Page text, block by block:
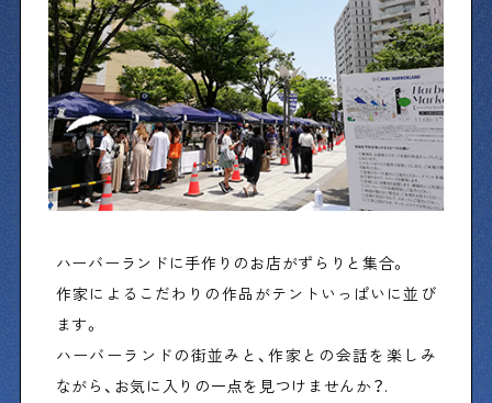
物件情報やリノベーション事例を紹介します
下町日記
下町に暮らす人たちに日記を書いてもらいました
下町ならではの家みたいな店を紹介する記事です
ハーバーランドに手作りのお店がずらりと集合。
作家によるこだわりの作品がテントいっぱいに並び
ます。
ハーバーランドの街並みと、作家との会話を楽しみ
ながら、お気に入りの一点を見つけませんか？.